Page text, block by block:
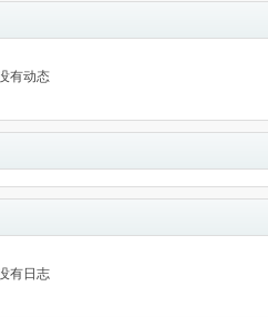
有动态
有日志